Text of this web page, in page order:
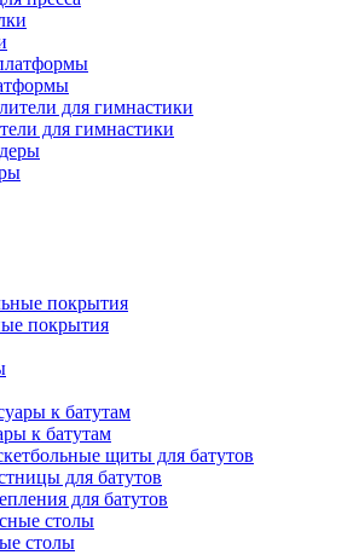
для гимнастики
покрытия
к батутам
щиты для батутов
для батутов
для батутов
столы